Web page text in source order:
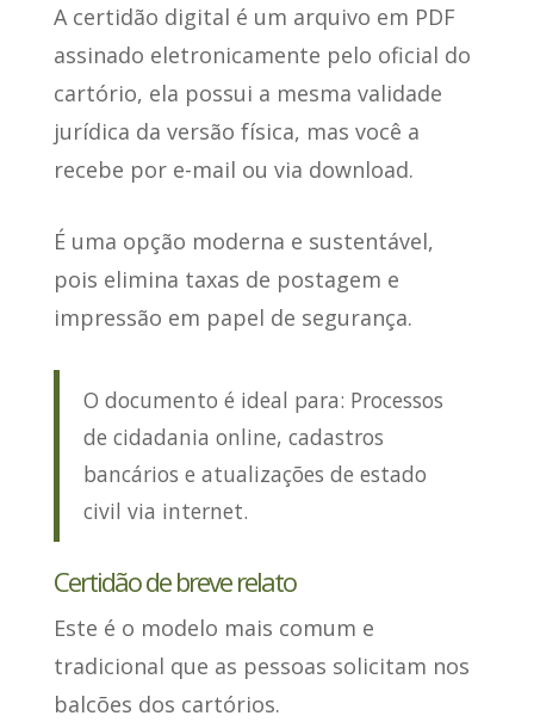
A certidão digital é um arquivo em PDF
assinado eletronicamente pelo oficial do
cartório, ela possui a mesma validade
jurídica da versão física, mas você a
recebe por e-mail ou via download.
É uma opção moderna e sustentável,
pois elimina taxas de postagem e
impressão em papel de segurança.
O documento é ideal para: Processos
de cidadania online, cadastros
bancários e atualizações de estado
civil via internet.
Certidão de breve relato
Este é o modelo mais comum e
tradicional que as pessoas solicitam nos
balcões dos cartórios.